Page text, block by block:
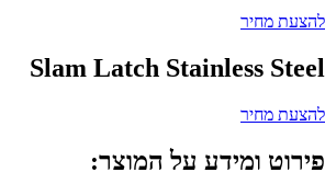
להצעת מחיר
Slam Latch Stainless Steel
להצעת מחיר
פירוט ומידע על המוצר: